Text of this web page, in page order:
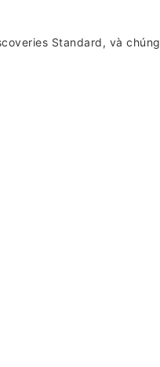
Standard, và chúng